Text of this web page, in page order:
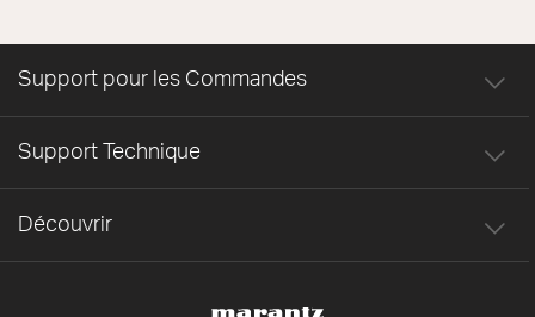
Support pour les Commandes
Support Technique
Découvrir